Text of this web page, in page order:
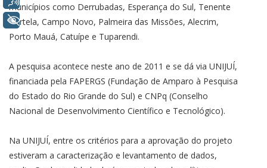
municípios como Derrubadas, Esperança do Sul, Tenente
Portela, Campo Novo, Palmeira das Missões, Alecrim,
Porto Mauá, Catuípe e Tuparendi.
A pesquisa acontece neste ano de 2011 e se dá via UNIJUÍ,
financiada pela FAPERGS (Fundação de Amparo à Pesquisa
do Estado do Rio Grande do Sul) e CNPq (Conselho
Nacional de Desenvolvimento Científico e Tecnológico).
Na UNIJUÍ, entre os critérios para a aprovação do projeto
estiveram a caracterização e levantamento de dados,
+ Acessibilidade